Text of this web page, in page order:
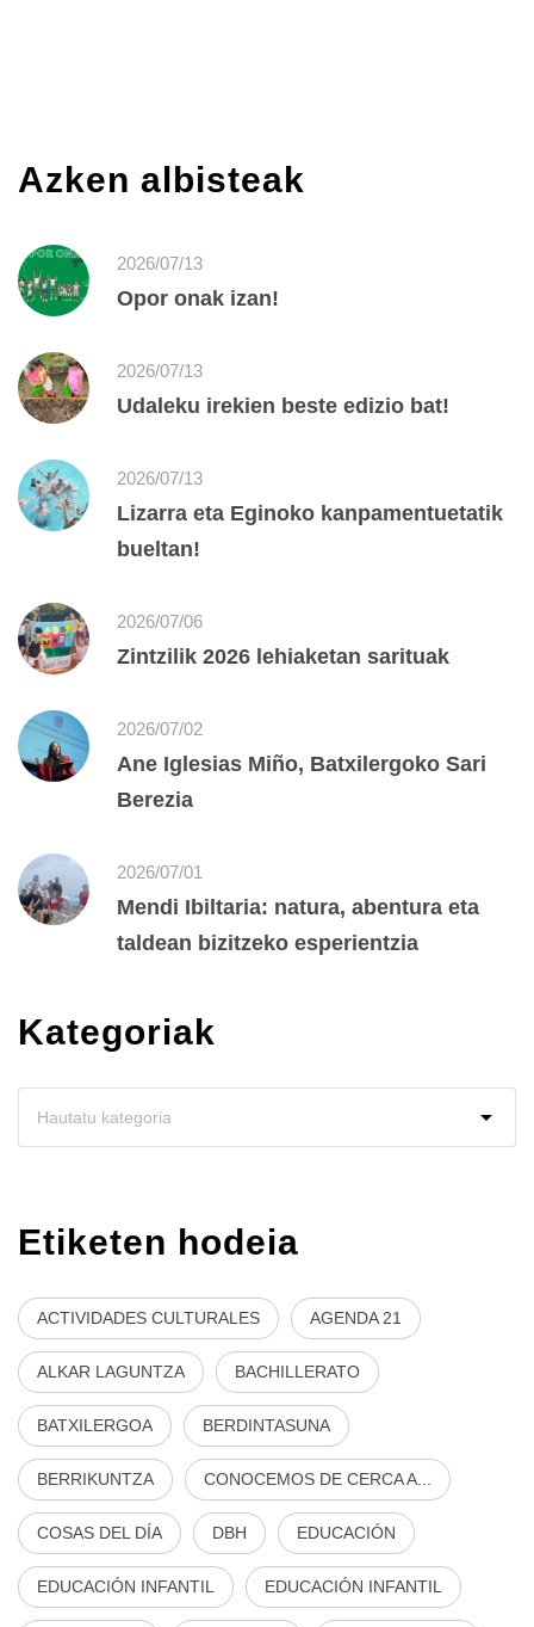
Azken albisteak
2026/07/13
Opor onak izan!
2026/07/13
Udaleku irekien beste edizio bat!
2026/07/13
Lizarra eta Eginoko kanpamentuetatik
bueltan!
2026/07/06
Zintzilik 2026 lehiaketan sarituak
2026/07/02
Ane Iglesias Miño, Batxilergoko Sari
Berezia
2026/07/01
Mendi Ibiltaria: natura, abentura eta
taldean bizitzeko esperientzia
Kategoriak
Etiketen hodeia
ACTIVIDADES CULTURALES AGENDA 21
ALKAR LAGUNTZA BACHILLERATO
BATXILERGOA BERDINTASUNA
BERRIKUNTZA CONOCEMOS DE CERCA A...
COSAS DEL DÍA DBH EDUCACIÓN
EDUCACIÓN INFANTIL EDUCACIÓN INFANTIL